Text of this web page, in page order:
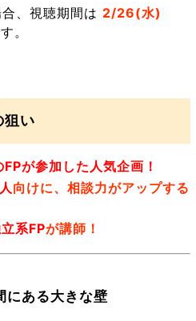
、視聴期間は 2/26(水)
。
狙い
が参加した人気企画！
向けに、相談力がアップする
系FPが講師！
にある大きな壁